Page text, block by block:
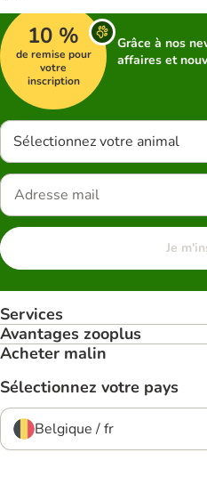
10 %
de remise pour
votre
inscription
Grâce à nos
affaires et
Sélectionnez votre animal
Je
Services
Avantages zooplus
Acheter malin
Sélectionnez votre pays
Belgique / fr